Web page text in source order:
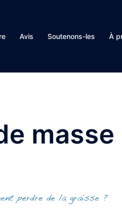
Avis Soutenons-les À
masse